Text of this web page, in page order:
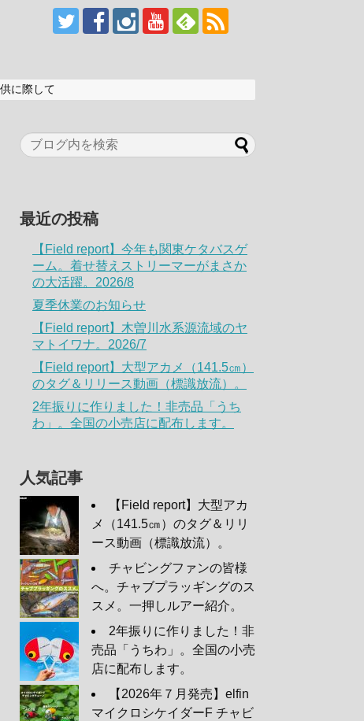
に際して
最近の投稿
【Field report】今年も関東ケタバスゲ
ーム。着せ替えストリーマーがまさか
の大活躍。2026/8
夏季休業のお知らせ
【Field report】木曽川水系源流域のヤ
マトイワナ。2026/7
【Field report】大型アカメ（141.5㎝）
のタグ＆リリース動画（標識放流）。
2年振りに作りました！非売品「うち
わ」。全国の小売店に配布します。
人気記事
【Field report】大型アカ
メ（141.5㎝）のタグ＆リリ
ース動画（標識放流）。
チャビングファンの皆様
へ。チャブプラッギングのス
スメ。一押しルアー紹介。
2年振りに作りました！非
売品「うちわ」。全国の小売
店に配布します。
【2026年７月発売】elfin
マイクロシケイダーF チャビ